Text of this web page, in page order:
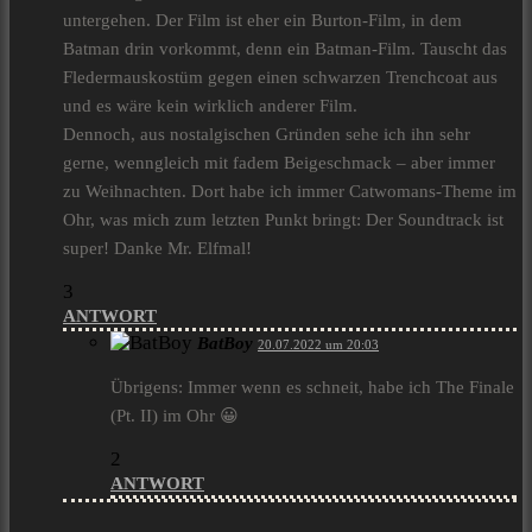
untergehen. Der Film ist eher ein Burton-Film, in dem
Batman drin vorkommt, denn ein Batman-Film. Tauscht das
Fledermauskostüm gegen einen schwarzen Trenchcoat aus
und es wäre kein wirklich anderer Film.
Dennoch, aus nostalgischen Gründen sehe ich ihn sehr
gerne, wenngleich mit fadem Beigeschmack – aber immer
zu Weihnachten. Dort habe ich immer Catwomans-Theme im
Ohr, was mich zum letzten Punkt bringt: Der Soundtrack ist
super! Danke Mr. Elfmal!
3
ANTWORT
BatBoy 20.07.2022 um 20:03
Übrigens: Immer wenn es schneit, habe ich The Finale
(Pt. II) im Ohr 😀
2
ANTWORT